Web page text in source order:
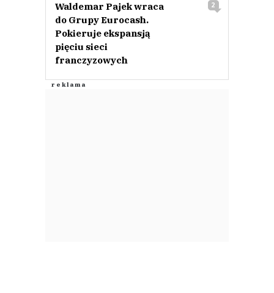
Waldemar Pajek wraca
do Grupy Eurocash.
Pokieruje ekspansją
pięciu sieci
franczyzowych
2